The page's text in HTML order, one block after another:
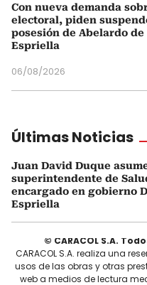
Con nueva demanda
electoral, piden
posesión de Abelardo de
Espriella
06/08/2026
Últimas Noticias
Juan David Duque
superintendente de
encargado en gobierno
Espriella
© CARACOL S.A.
CARACOL S.A. realiza una
usos de las obras y otras
web a medios de lectura